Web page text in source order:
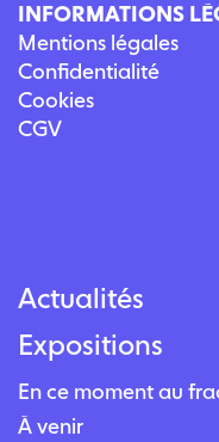
INFORMATIONS
Mentions légales
Confidentialité
Cookies
CGV
Actualités
Expositions
En ce moment au
À venir